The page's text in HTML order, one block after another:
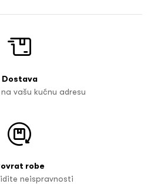
Dostava
vašu kućnu adresu
robe
neispravnosti